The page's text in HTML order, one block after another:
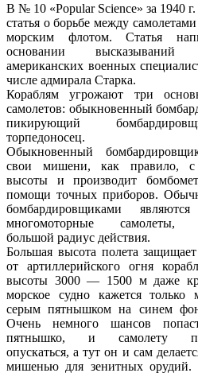
В № 10 «Popular Science» за 1940
статья о борьбе между
морским флотом. Статья
основании высказываний
американских военных
числе адмирала Старка.
Кораблям угрожают три
самолетов: обыкновенный
пикирующий
торпедоносец.
Обыкновенный
свои мишени, как правило, с
высоты и производит
помощи точных приборов.
бомбардировщиками
многомоторные самолеты,
большой радиус действия.
Большая высота полета
от артиллерийского огня
высоты 3000 — 1500 м даже
морское судно кажется только
серым пятнышком на синем
Очень немного шансов
пятнышко, и самолету
опускаться, а тут он и сам
мишенью для зенитных